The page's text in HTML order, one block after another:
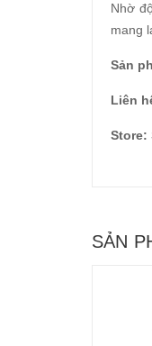
Nhờ
mang
Sản
Liên
Store:
SẢN